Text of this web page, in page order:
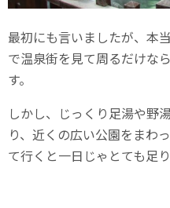
最初にも言いましたが、本
で温泉街を見て周るだけな
す。
しかし、じっくり足湯や野
り、近くの広い公園をまわ
て行くと一日じゃとても足